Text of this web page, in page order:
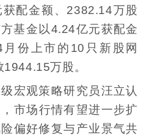
配金额、2382.14万股
基金以4.24亿元获配金
份上市的10只新股网
1944.15万股。
宏观策略研究员汪立认
市场行情有望进一步扩
偏好修复与产业景气共